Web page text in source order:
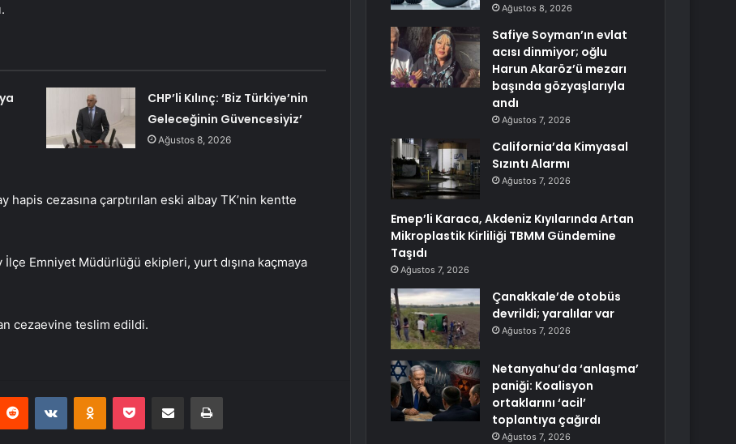
CHP’li Kılınç: ‘Biz Türkiye’nin
Geleceğinin Güvencesiyiz’
Ağustos 8, 2026
hapis cezasına çarptırılan eski albay TK’nin kentte
Emniyet Müdürlüğü ekipleri, yurt dışına kaçmaya
cezaevine teslim edildi.
Reddit VKontakteOdnoklassniki
Pocket E-Posta ile paylaş Yazdır
Ağustos 8, 2026
Safiye Soyman’ın evlat
acısı dinmiyor; oğlu
Harun Akaröz’ü mezarı
başında gözyaşlarıyla
andı
Ağustos 7, 2026
California’da Kimyasal
Sızıntı Alarmı
Ağustos 7, 2026
Emep’li Karaca, Akdeniz Kıyılarında Artan
Mikroplastik Kirliliği TBMM Gündemine
Taşıdı
Ağustos 7, 2026
Çanakkale’de otobüs
devrildi; yaralılar var
Ağustos 7, 2026
Netanyahu’da ‘anlaşma’
paniği: Koalisyon
ortaklarını ‘acil’
toplantıya çağırdı
Ağustos 7, 2026